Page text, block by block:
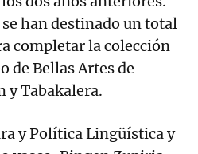
han destinado un total
completar la colección
de Bellas Artes de
y Tabakalera.
y Política Lingüística y